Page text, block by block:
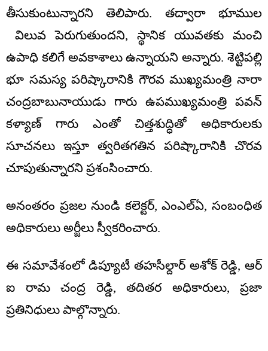
తీసుకుంటున్నారని తెలిపారు. తద్వారా భూముల
విలువ పెరుగుతుందని, స్థానిక యువతకు మంచి
ఉపాధి కలిగే అవకాశాలు ఉన్నాయని అన్నారు. శెట్టిపల్లి
భూ సమస్య పరిష్కారానికి గౌరవ ముఖ్యమంత్రి నారా
చంద్రబాబునాయుడు గారు ఉపముఖ్యమంత్రి పవన్
కళ్యాణ్ గారు ఎంతో చిత్తశుద్ధితో అధికారులకు
సూచనలు ఇస్తూ త్వరితగతిన పరిష్కారానికి చొరవ
చూపుతున్నారని ప్రశంసించారు.
అనంతరం ప్రజల నుండి కలెక్టర్, ఎంఎల్ఏ, సంబంధిత
అధికారులు అర్జీలు స్వీకరించారు.
ఈ సమావేశంలో డిప్యూటీ తహసీల్దార్ అశోక్ రెడ్డి, ఆర్
ఐ రామ చంద్ర రెడ్డి, తదితర అధికారులు, ప్రజా
ప్రతినిధులు పాల్గొన్నారు.